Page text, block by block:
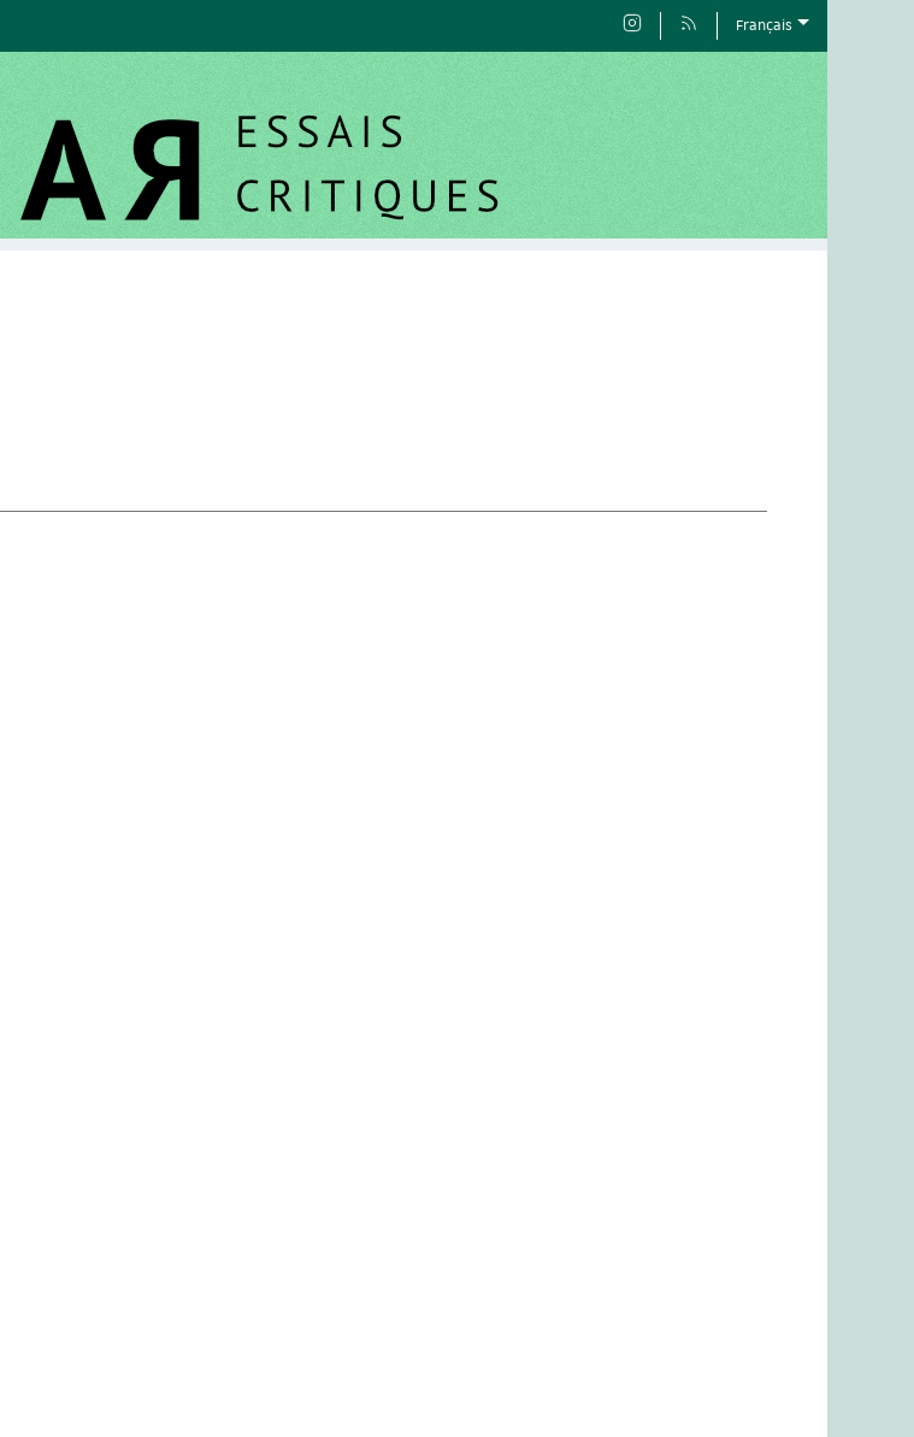
Français